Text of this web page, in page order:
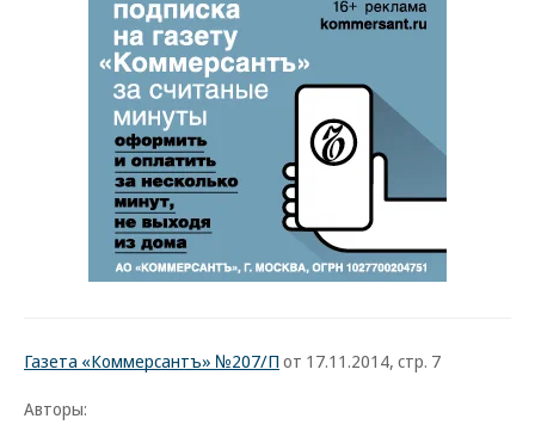
Газета «Коммерсантъ» №207/П от 17.11.2014, стр. 7
Авторы: